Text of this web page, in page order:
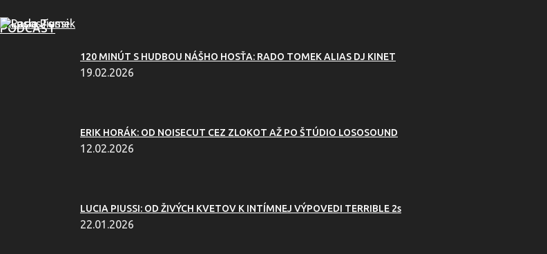
PODCAST
120 MINÚT S HUDBOU NÁŠHO HOSŤA: RADO TOMEK ALIAS DJ KINET
19.02.2026
ERIK HORÁK: OD NOISECUT CEZ ZLOKOT AŽ PO ŠTÚDIO LOSOSOUND
12.02.2026
LUCIA PIUSSI: OD ŽIVÝCH KVETOV K INTÍMNEJ VÝPOVEDI TERRIBLE 2s
22.01.2026